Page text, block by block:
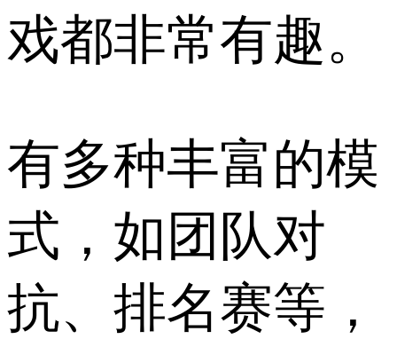
戏都非常有趣。
有多种丰富的模
式，如团队对
抗、排名赛等，